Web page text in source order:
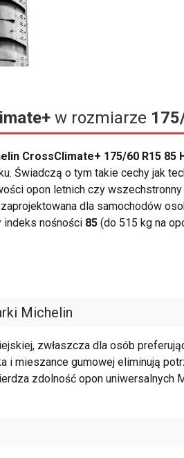
w rozmiarze
CrossClimate+ 175/60 R15 85
Świadczą o tym takie cechy jak
opon letnich czy
zaprojektowana dla samochodów
nośności 85 (do 515 kg na
Michelin
zwłaszcza dla osób
i mieszance gumowej eliminują
zdolność opon uniwersalnych